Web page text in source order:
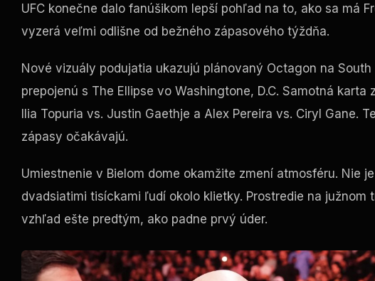
UFC konečne dalo fanúšikom lepší pohľad na to, ako sa má
vyzerá veľmi odlišne od bežného zápasového týždňa.
Nové vizuály podujatia ukazujú plánovaný Octagon na
prepojenú s The Ellipse vo Washingtone, D.C. Samotná
Ilia Topuria vs. Justin Gaethje a Alex Pereira vs. Ciryl Gane.
zápasy očakávajú.
Umiestnenie v Bielom dome okamžite zmení atmosféru. Nie
dvadsiatimi tisíckami ľudí okolo klietky. Prostredie na
vzhľad ešte predtým, ako padne prvý úder.